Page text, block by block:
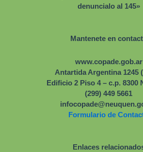
denuncialo al 145»
Mantenete en
www.copade.gob.ar
Antartida Argentina 1245
Edificio 2 Piso 4 – c.p. 8300
(299) 449 5661
Formulario de
Enlaces